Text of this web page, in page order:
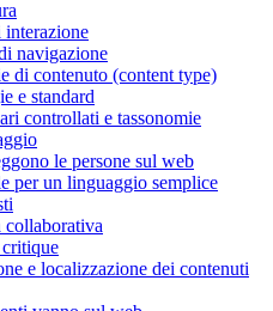
navigazione
di contenuto (content type)
e standard
controllati e tassonomie
le persone sul web
per un linguaggio semplice
collaborativa
e localizzazione dei contenuti